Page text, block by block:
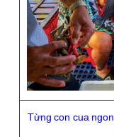
Từng con cua